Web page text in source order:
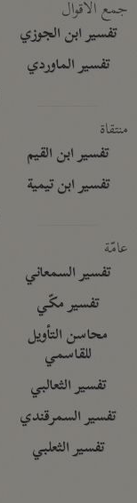
جمع الأقوال
تفسير ابن الجوزي
تفسير الماوردي
منتقاة
تفسير ابن القيم
تفسير ابن تيمية
عامّة
تفسير السمعاني
تفسير مكّي
محاسن التأويل
للقاسمي
تفسير الثعالبي
تفسير السمرقندي
تفسير الثعلبي